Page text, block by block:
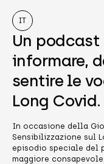
IT
Un
informare,
sentire le
Long Covid.
In occasione della
Sensibilizzazione sul
episodio speciale del
maggiore